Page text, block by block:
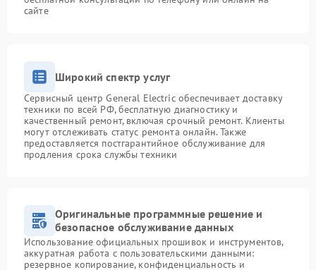
сайте
Широкий спектр услуг
Сервисный центр General Electric обеспечивает доставку
техники по всей РФ, бесплатную диагностику и
качественный ремонт, включая срочный ремонт. Клиенты
могут отслеживать статус ремонта онлайн. Также
предоставляется постгарантийное обслуживание для
продления срока службы техники
Оригинальные программные решение и
безопасное обслуживание данных
Использование официальных прошивок и инструментов,
аккуратная работа с пользовательскими данными:
резервное копирование, конфиденциальность и